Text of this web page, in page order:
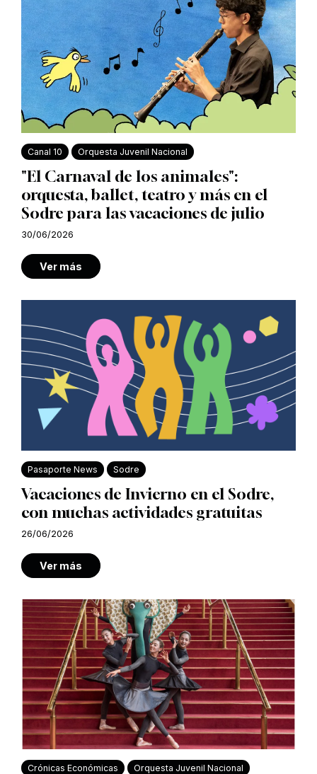
Canal 10 Orquesta Juvenil Nacional
"El Carnaval de los animales":
orquesta, ballet, teatro y más en el
Sodre para las vacaciones de julio
30/06/2026
Ver más
Pasaporte News Sodre
Vacaciones de Invierno en el Sodre,
con muchas actividades gratuitas
26/06/2026
Ver más
Crónicas Económicas Orquesta Juvenil Nacional